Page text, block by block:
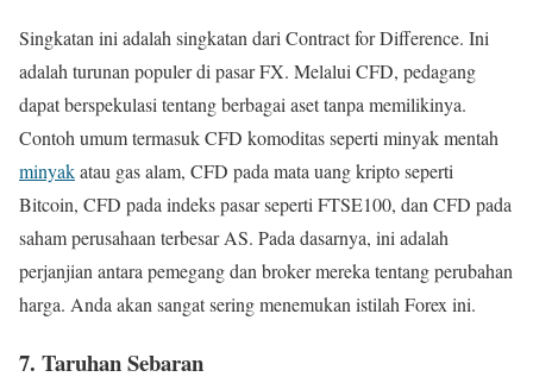
Singkatan ini adalah singkatan dari Contract for Difference. Ini
adalah turunan populer di pasar FX. Melalui CFD, pedagang
dapat berspekulasi tentang berbagai aset tanpa memilikinya.
Contoh umum termasuk CFD komoditas seperti minyak mentah
minyakatau gas alam, CFD pada mata uang kripto seperti
Bitcoin, CFD pada indeks pasar seperti FTSE100, dan CFD pada
saham perusahaan terbesar AS. Pada dasarnya, ini adalah
perjanjian antara pemegang dan broker mereka tentang perubahan
harga. Anda akan sangat sering menemukan istilah Forex ini.
7. Taruhan Sebaran